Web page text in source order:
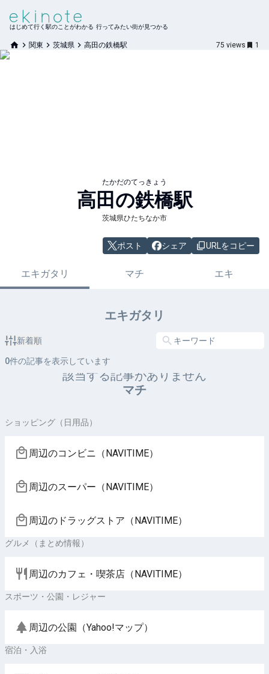
はじめて行く駅のことがわかる 行ってみたい街が見つかる
関東 茨城県 高田の鉄橋駅 75 views 1
たかだのてっきょう
高田の鉄橋駅
茨城県ひたちなか市
ポスト シェア URLをコピー
エキガタリ マチ エキ
エキガタリ
新着順
0件の記事を表示しています
該当する記事がありません
マチ
ショッピング（日用品）
周辺のコンビニ（NAVITIME）
周辺のスーパー（NAVITIME）
周辺のドラッグストア（NAVITIME）
グルメ（まとめ情報）
周辺のカフェ・喫茶店（NAVITIME）
スポーツ・公園・レジャー
周辺の公園（Yahoo!マップ）
宿泊・入浴